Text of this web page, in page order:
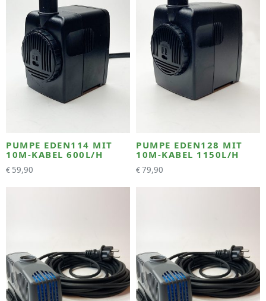
PUMPE EDEN114 MIT
10M-KABEL 600L/H
€ 59,90
PUMPE EDEN128 MIT
10M-KABEL 1150L/H
€79,90